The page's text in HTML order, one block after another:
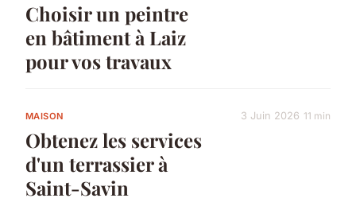
Choisir un peintre
en bâtiment à Laiz
pour vos travaux
MAISON
Obtenez les services
d'un terrassier à
Saint-Savin
3 Juin 2026 11 min